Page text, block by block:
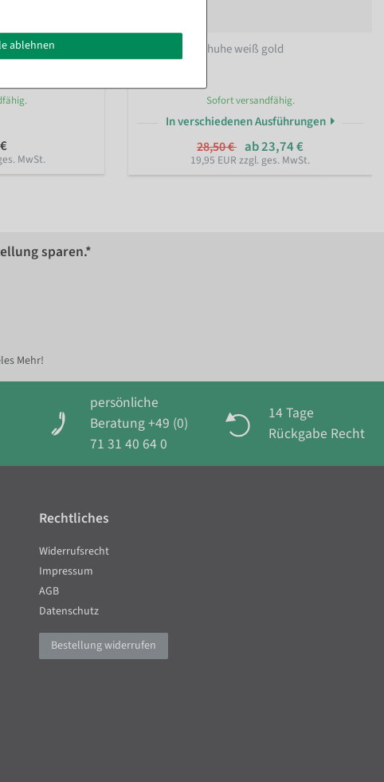
cm lang
MwSt.
Deko Schlittschuhe weiß gold
Sofort versandfähig.
In verschiedenen Ausführungen
28,50 € ab 23,74 €
19,95 EUR zzgl. ges. MwSt.
sparen.*
Mehr!
persönliche
Beratung +49 (0)
71 31 40 64 0
14 Tage
Rückgabe Recht
ablehnen
Rechtliches
Widerrufsrecht
Impressum
AGB
Datenschutz
Bestellung widerrufen